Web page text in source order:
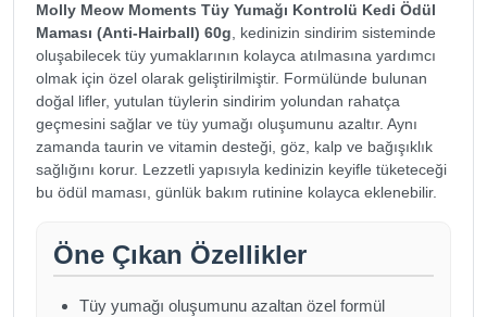
Molly Meow Moments Tüy Yumağı Kontrolü Kedi Ödül
Maması (Anti-Hairball) 60g , kedinizin sindirim sisteminde
oluşabilecek tüy yumaklarının kolayca atılmasına yardımcı
olmak için özel olarak geliştirilmiştir. Formülünde bulunan
doğal lifler, yutulan tüylerin sindirim yolundan rahatça
geçmesini sağlar ve tüy yumağı oluşumunu azaltır. Aynı
zamanda taurin ve vitamin desteği, göz, kalp ve bağışıklık
sağlığını korur. Lezzetli yapısıyla kedinizin keyifle tüketeceği
bu ödül maması, günlük bakım rutinine kolayca eklenebilir.
Öne Çıkan Özellikler
Tüy yumağı oluşumunu azaltan özel formül